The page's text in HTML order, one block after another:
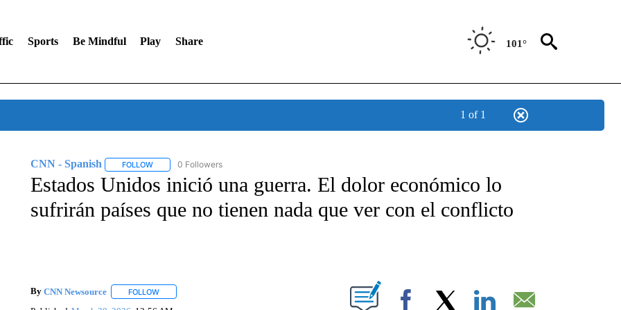
Sports Be Mindful Play Share 101°
1 of 1
CNN - Spanish FOLLOWFOLLOW "CNN - SPANISH" TO RECEIVE NOTIFICATIONS ABOUT NEW PAGES ON "CNN - SPANISH".
0 Followers
Estados Unidos inició una guerra. El dolor económico lo
sufrirán países que no tienen nada que ver con el conflicto
By CNN Newsource FOLLOWFOLLOW "" TO RECEIVE NOTIFICATIONS ABOUT NEW PAGES ON "".